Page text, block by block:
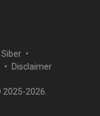
Disclaimer
2026.